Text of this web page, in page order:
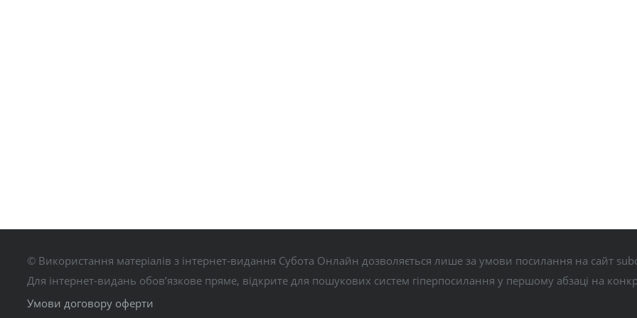
© Використання матеріалів з інтернет-видання Субота Онлайн дозволяється лише за умови посилання на сайт
Для інтернет-видань обов’язкове пряме, відкрите для пошукових систем гіперпосилання у першому абзаці на
Умови договору оферти